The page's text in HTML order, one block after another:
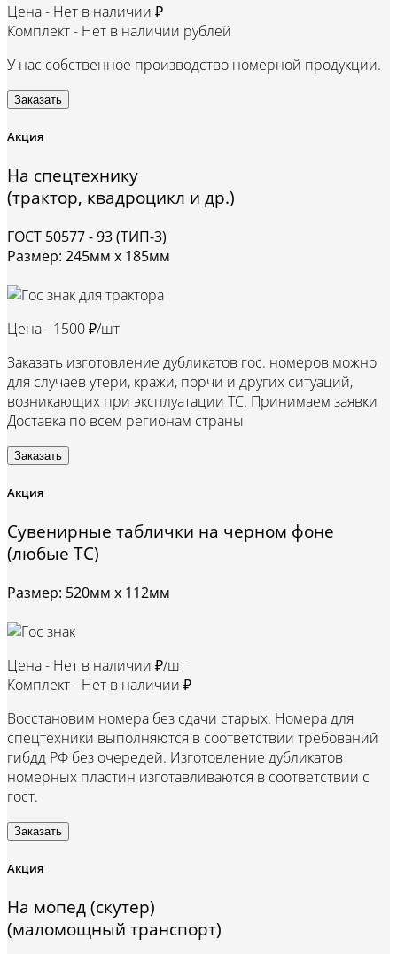
Цена - Нет в наличии ₽
Комплект - Нет в наличии рублей
У нас собственное производство номерной продукции.
Заказать
Акция
На спецтехнику
(трактор, квадроцикл и др.)
ГОСТ 50577 - 93 (ТИП-3)
Размер: 245мм х 185мм
Цена - 1500 ₽/шт
Заказать изготовление дубликатов гос. номеров можно
для случаев утери, кражи, порчи и других ситуаций,
возникающих при эксплуатации ТС. Принимаем заявки
Доставка по всем регионам страны
Заказать
Акция
Сувенирные таблички на черном фоне
(любые ТС)
Размер: 520мм х 112мм
Цена - Нет в наличии ₽/шт
Комплект - Нет в наличии ₽
Восстановим номера без сдачи старых. Номера для
спецтехники выполняются в соответствии требований
гибдд РФ без очередей. Изготовление дубликатов
номерных пластин изготавливаются в соответствии с
гост.
Заказать
Акция
На мопед (скутер)
(маломощный транспорт)